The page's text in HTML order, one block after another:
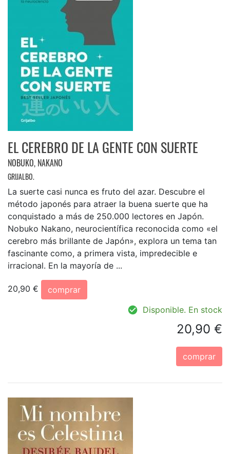
EL CEREBRO DE LA GENTE CON SUERTE
NOBUKO, NAKANO
GRIJALBO.
La suerte casi nunca es fruto del azar. Descubre el
método japonés para atraer la buena suerte que ha
conquistado a más de 250.000 lectores en Japón.
Nobuko Nakano, neurocientífica reconocida como «el
cerebro más brillante de Japón», explora un tema tan
fascinante como, a primera vista, impredecible e
irracional. En la mayoría de ...
20,90 €
comprar
Disponible. En stock
20,90 €
comprar